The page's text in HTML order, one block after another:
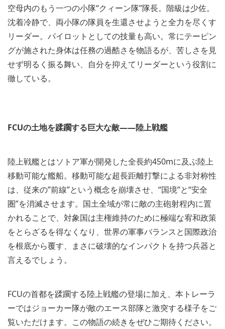
空母内のもう一つの小隊“クィーン隊”隊長。階級は少佐。
沈着冷静で、両小隊の隊員を生還させようと全力を尽くす
リーダー。パイロットとしての技量も高い。常にテーピン
グが施された身体は任務の過酷さを物語るが、苦しさを見
せず明るく振る舞い、自分を抑えてリーダーという役割に
徹している。
FCUの土地を蹂躙する巨大な敵――陸上戦艦
陸上戦艦とはソトア軍が開発した全長約450mに及ぶ陸上
移動可能な艦船。移動可能な超長距離打撃による非対称性
は、従来の”前線”という概念を崩壊させ、“国境”と“安全
圏”を消滅させます。国土全域が常に敵の主砲射程内に置
かれることで、対象国は主権維持のために極端な宥和政策
をとらざるを得なくなり、世界の軍事バランスと国際政治
を根底から覆す、まさに破壊的なインパクトを持つ兵器と
言えるでしょう。
FCUの首都を蹂躙する陸上戦艦の登場に加え、本トレーラ
ーではジョーカー隊が敵のエース部隊と激突する様子をご
覧いただけます。この物語の続きをぜひご期待ください。